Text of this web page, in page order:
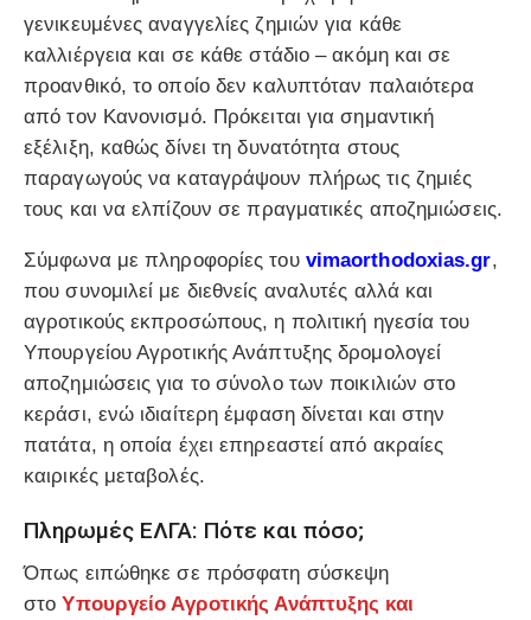
γενικευμένες αναγγελίες ζημιών για κάθε
καλλιέργεια και σε κάθε στάδιο – ακόμη και σε
προανθικό, το οποίο δεν καλυπτόταν παλαιότερα
από τον Κανονισμό. Πρόκειται για σημαντική
εξέλιξη, καθώς δίνει τη δυνατότητα στους
παραγωγούς να καταγράψουν πλήρως τις ζημιές
τους και να ελπίζουν σε πραγματικές αποζημιώσεις.
Σύμφωνα με πληροφορίες τουvimaorthodoxias.gr,
που συνομιλεί με διεθνείς αναλυτές αλλά και
αγροτικούς εκπροσώπους, η πολιτική ηγεσία του
Υπουργείου Αγροτικής Ανάπτυξης δρομολογεί
αποζημιώσεις για το σύνολο των ποικιλιών στο
κεράσι, ενώ ιδιαίτερη έμφαση δίνεται και στην
πατάτα, η οποία έχει επηρεαστεί από ακραίες
καιρικές μεταβολές.
Πληρωμές ΕΛΓΑ: Πότε και πόσο;
Όπως ειπώθηκε σε πρόσφατη σύσκεψη
στοΥπουργείο Αγροτικής Ανάπτυξης και